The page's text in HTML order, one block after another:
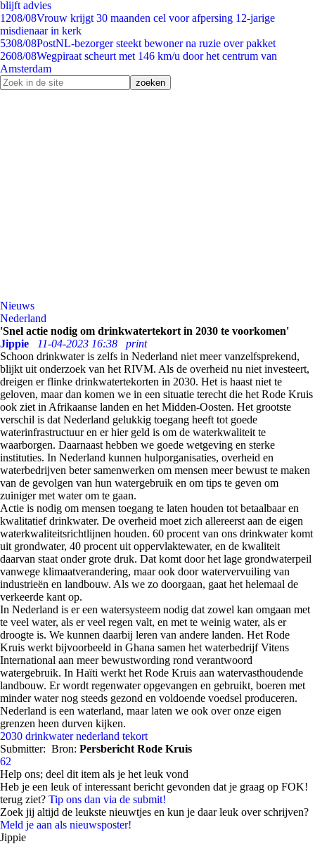
blijft advies
1208/08Vrouw krijgt 30 maanden cel voor afpersing 12-jarige
misdienaar in kerk
5308/08PostNL-bezorger steekt bewoner na ruzie over pakket
2608/08Wegpiraat scheurt met 146 km/u door het centrum van
Amsterdam
Nieuws
Nederland
'Snel actie nodig om drinkwatertekort in 2030 te voorkomen'
Jippie
11-04-2023 16:38
print
Schoon drinkwater is zelfs in Nederland niet meer vanzelfsprekend,
blijkt uit onderzoek van het RIVM. Als de overheid nu niet investeert,
dreigen er flinke drinkwatertekorten in 2030. Het is haast niet te
geloven, maar dan komen we in een situatie terecht die het Rode Kruis
ook ziet in Afrikaanse landen en het Midden-Oosten. Het grootste
verschil is dat Nederland gelukkig toegang heeft tot goede
waterinfrastructuur en er hier geld is om de waterkwaliteit te
waarborgen. Daarnaast hebben we goede wetgeving en sterke
instituties. In Nederland kunnen hulporganisaties, overheid en
waterbedrijven beter samenwerken om mensen meer bewust te maken
van de gevolgen van hun watergebruik en om tips te geven om
zuiniger met water om te gaan.
Actie is nodig om mensen toegang te laten houden tot betaalbaar en
kwalitatief drinkwater. De overheid moet zich allereerst aan de eigen
waterkwaliteitsrichtlijnen houden. 60 procent van ons drinkwater komt
uit grondwater, 40 procent uit oppervlaktewater, en de kwaliteit
daarvan staat onder grote druk. Dat komt door het lage grondwaterpeil
vanwege klimaatverandering, maar ook door watervervuiling van
industrieën en landbouw. Als we zo doorgaan, gaat het helemaal de
verkeerde kant op.
In Nederland is er een watersysteem nodig dat zowel kan omgaan met
te veel water, als er veel regen valt, en met te weinig water, als er
droogte is. We kunnen daarbij leren van andere landen. Het Rode
Kruis werkt bijvoorbeeld in Ghana samen het waterbedrijf Vitens
International aan meer bewustwording rond verantwoord
watergebruik. In Haïti werkt het Rode Kruis aan watervasthoudende
landbouw. Er wordt regenwater opgevangen en gebruikt, boeren met
minder water nog steeds gezond en voldoende voedsel produceren.
Nederland is een waterland, maar laten we ook over onze eigen
grenzen heen durven kijken.
2030 drinkwater nederland tekort
Submitter: Bron: Persbericht Rode Kruis
62
Help ons; deel dit item als je het leuk vond
Heb je een leuk of interessant bericht gevonden dat je graag op FOK!
terug ziet? Tip ons dan via de submit!
Zoek jij altijd de leukste nieuwtjes en kun je daar leuk over schrijven?
Meld je aan als nieuwsposter!
Jippie